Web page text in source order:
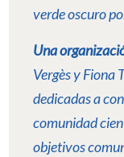
verde oscuro
Una
Vergès y Fiona
dedicadas a
comunidad
objetivos